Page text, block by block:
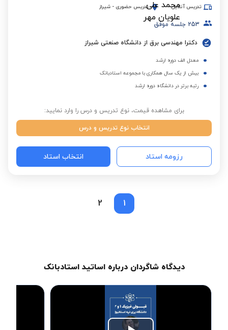
تدریس آنلاین تدریس حضوری - شیراز
253 جلسه موفق
دکترا مهندسی برق از دانشگاه صنعتی شیراز
معدل الف دوره ارشد
بیش از یک سال همکاری با مجموعه استادبانک
رتبه برتر در دانشگاه دوره ارشد
برای مشاهده قیمت، نوع تدریس و درس را وارد نمایید:
انتخاب نوع تدریس و درس
رزومه استاد انتخاب استاد
1
2
دیدگاه شاگردان درباره اساتید استادبانک